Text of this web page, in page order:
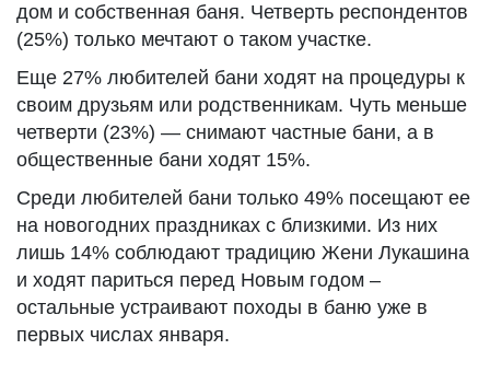
дом и собственная баня. Четверть респондентов
(25%) только мечтают о таком участке.
Еще 27% любителей бани ходят на процедуры к
своим друзьям или родственникам. Чуть меньше
четверти (23%) — снимают частные бани, а в
общественные бани ходят 15%.
Среди любителей бани только 49% посещают ее
на новогодних праздниках с близкими. Из них
лишь 14% соблюдают традицию Жени Лукашина
и ходят париться перед Новым годом –
остальные устраивают походы в баню уже в
первых числах января.